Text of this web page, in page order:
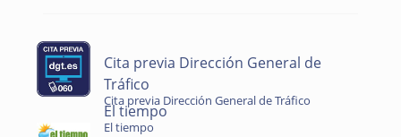
Cita previa Dirección General de
Tráfico
Cita previa Dirección General de Tráfico
El tiempo
El tiempo